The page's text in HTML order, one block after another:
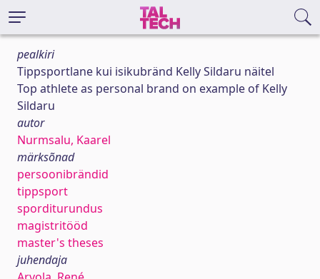
pealkiri
Tippsportlane kui isikubränd Kelly Sildaru näitel
Top athlete as personal brand on example of Kelly
Sildaru
autor
Nurmsalu, Kaarel
märksõnad
persoonibrändid
tippsport
sporditurundus
magistritööd
master's theses
juhendaja